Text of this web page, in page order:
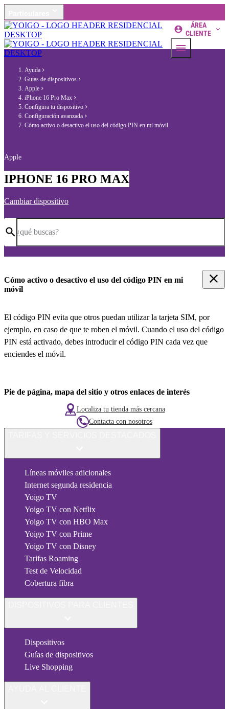
ÁREA
CLIENTE
Ayuda
Guías de dispositivos
Apple
iPhone 16 Pro Max
Configura tu dispositivo
Configuración avanzada
Cómo activo o desactivo el uso del código PIN en mi móvil
Apple
IPHONE 16 PRO MAX
Cambiar dispositivo
¿qué buscas?
Cómo activo o desactivo el uso del código PIN en mi
móvil
El código PIN evita que otros puedan utilizar la tarjeta SIM, por
ejemplo, en caso de que te roben el móvil. Cuando el uso del código
PIN está activado, debes introducir el código PIN cada vez que
enciendes el móvil.
Pie de página, mapa del sitio y otros enlaces de interés
Localiza tu tienda más cercana
Contacta con nosotros
Líneas móviles adicionales
Internet segunda residencia
Yoigo TV
Yoigo TV con Netflix
Yoigo TV con HBO Max
Yoigo TV con Prime
Yoigo TV con Disney
Tarifas Roaming
Test de Velocidad
Cobertura fibra
Dispositivos
Guías de dispositivos
Live Shopping